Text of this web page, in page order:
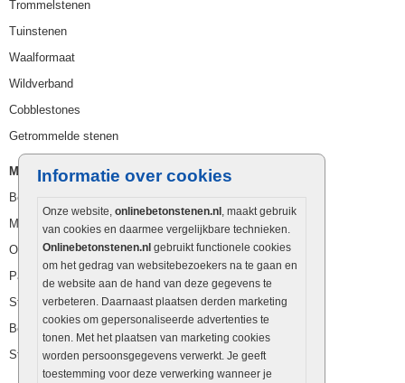
Informatie over cookies
Onze website, onlinebetonstenen.nl , maakt gebruik
van cookies en daarmee vergelijkbare technieken.
Onlinebetonstenen.nl gebruikt functionele cookies
om het gedrag van websitebezoekers na te gaan en
de website aan de hand van deze gegevens te
verbeteren. Daarnaast plaatsen derden marketing
cookies om gepersonaliseerde advertenties te
tonen. Met het plaatsen van marketing cookies
worden persoonsgegevens verwerkt. Je geeft
toestemming voor deze verwerking wanneer je
Trommelstenen
Tuinstenen
Waalformaat
Wildverband
Cobblestones
Getrommelde stenen
Muurelementen
Betonbielzen
Muurstenen
Opsluitbanden
Palissaden
Stapelblokken
Betonblokken
Stapelstenen